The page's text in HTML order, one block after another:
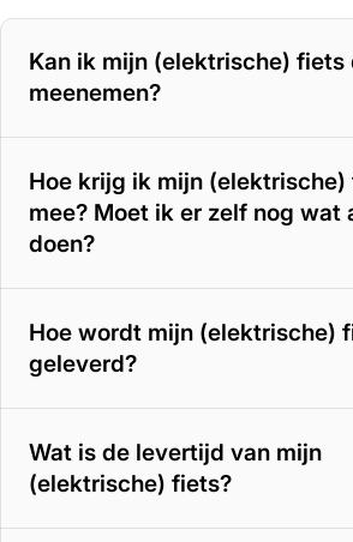
Kan ik mijn (elektrische) fiets
meenemen?
Hoe krijg ik mijn
mee? Moet ik er zelf nog wat
doen?
Hoe wordt mijn (elektrische)
geleverd?
Wat is de levertijd van mijn
(elektrische) fiets?